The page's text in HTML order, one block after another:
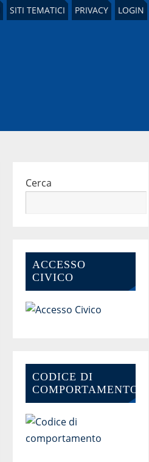
SITI TEMATICI PRIVACY LOGIN
Cerca
ACCESSO
CIVICO
CODICE DI
COMPORTAMENTO